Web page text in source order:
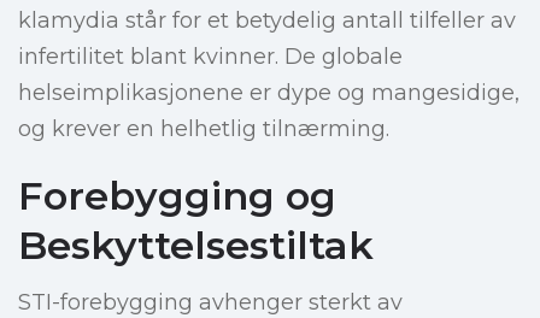
klamydia står for et betydelig antall tilfeller av
infertilitet blant kvinner. De globale
helseimplikasjonene er dype og mangesidige,
og krever en helhetlig tilnærming.
Forebygging og
Beskyttelsestiltak
STI-forebygging avhenger sterkt av